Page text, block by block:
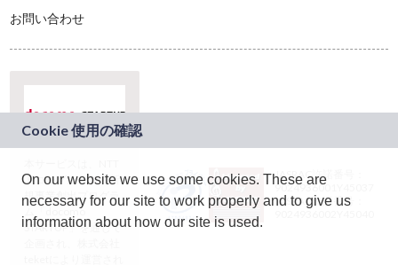
お問い合わせ
ドコモグループの新
規事業創出プログラ
ム「docomo
STARTUP」を通じて
JASRAC許諾番号：
9024936001Y45037
JASRAC許諾番号：
On our website we use some cookies. These are
necessary for our site to work properly and to give us
information about how our site is used.